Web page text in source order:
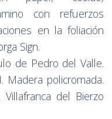
con refuerzos
en la foliación
Sign.
de Pedro del Valle.
Madera policromada.
del Bierzo